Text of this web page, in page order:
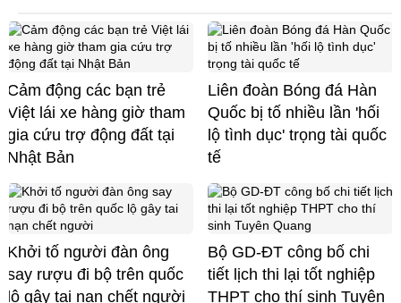
Cảm động các bạn trẻ
Việt lái xe hàng giờ tham
gia cứu trợ động đất tại
Nhật Bản
Liên đoàn Bóng đá Hàn
Quốc bị tố nhiều lần 'hối
lộ tình dục' trọng tài quốc
tế
Khởi tố người đàn ông
say rượu đi bộ trên quốc
lộ gây tai nạn chết người
Bộ GD-ĐT công bố chi
tiết lịch thi lại tốt nghiệp
THPT cho thí sinh Tuyên